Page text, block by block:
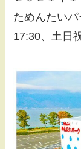
ためんたい
17:30、土日